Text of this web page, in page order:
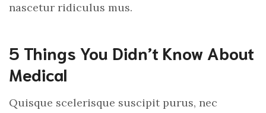
nascetur ridiculus mus.
5 Things You Didn’t Know About
Medical
Quisque scelerisque suscipit purus, nec